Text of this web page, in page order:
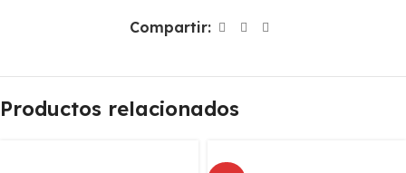
Compartir:
Productos relacionados